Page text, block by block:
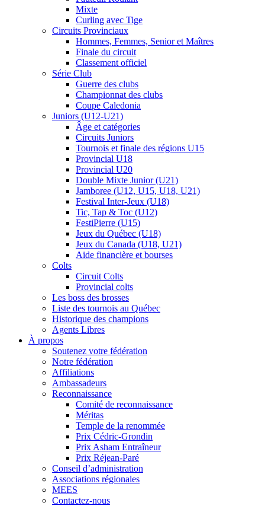
Mixte
Curling avec Tige
Circuits Provinciaux
Hommes, Femmes, Senior et Maîtres
Finale du circuit
Classement officiel
Série Club
Guerre des clubs
Championnat des clubs
Coupe Caledonia
Juniors (U12-U21)
Âge et catégories
Circuits Juniors
Tournois et finale des régions U15
Provincial U18
Provincial U20
Double Mixte Junior (U21)
Jamboree (U12, U15, U18, U21)
Festival Inter-Jeux (U18)
Tic, Tap & Toc (U12)
FestiPierre (U15)
Jeux du Québec (U18)
Jeux du Canada (U18, U21)
Aide financière et bourses
Colts
Circuit Colts
Provincial colts
Les boss des brosses
Liste des tournois au Québec
Historique des champions
Agents Libres
À propos
Soutenez votre fédération
Notre fédération
Affiliations
Ambassadeurs
Reconnaissance
Comité de reconnaissance
Méritas
Temple de la renommée
Prix Cédric-Grondin
Prix Asham Entraîneur
Prix Réjean-Paré
Conseil d’administration
Associations régionales
MEES
Contactez-nous